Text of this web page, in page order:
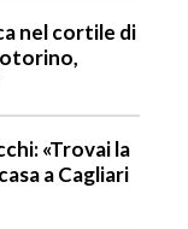
nel cortile di
«Trovai la
a Cagliari